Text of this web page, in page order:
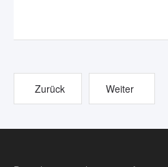
Zurück Weiter